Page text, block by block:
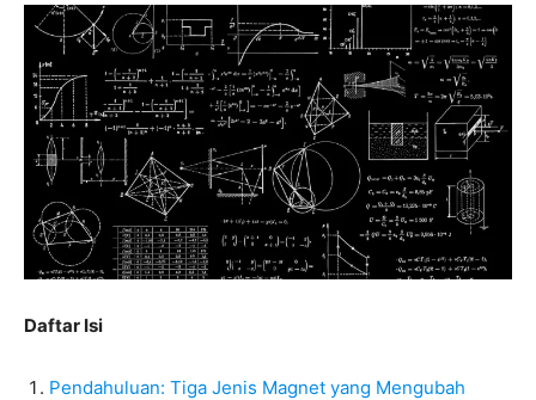
Daftar Isi
Pendahuluan: Tiga Jenis Magnet yang Mengubah